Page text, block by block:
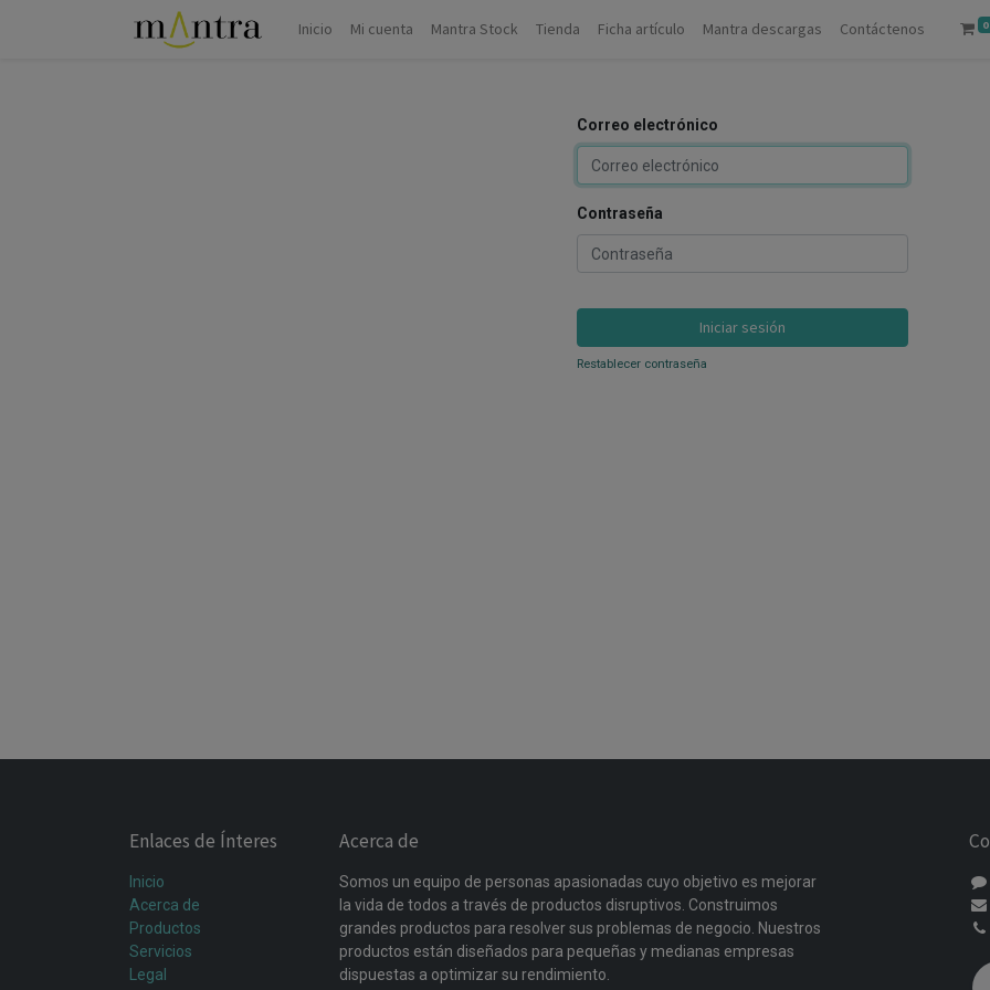
Inicio Mi cuenta Mantra Stock Tienda Ficha artículo Mantra descargas Contáctenos 0
Correo electrónico
Contraseña
Iniciar sesión
Restablecer contraseña
Enlaces de Ínteres
Inicio
Acerca de
Productos
Servicios
Legal
Acerca de
Somos un equipo de personas apasionadas cuyo objetivo es mejorar
la vida de todos a través de productos disruptivos. Construimos
grandes productos para resolver sus problemas de negocio. Nuestros
productos están diseñados para pequeñas y medianas empresas
dispuestas a optimizar su rendimiento.